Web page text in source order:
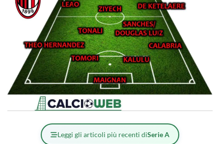
Leggi gli articoli più recenti diSerie A